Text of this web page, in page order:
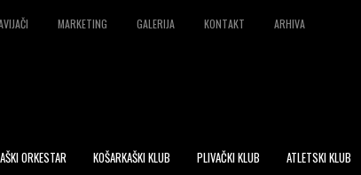
MARKETING GALERIJA KONTAKT ARHIVA
ORKESTAR KOŠARKAŠKI KLUB PLIVAČKI KLUB ATLETSKI KLUB